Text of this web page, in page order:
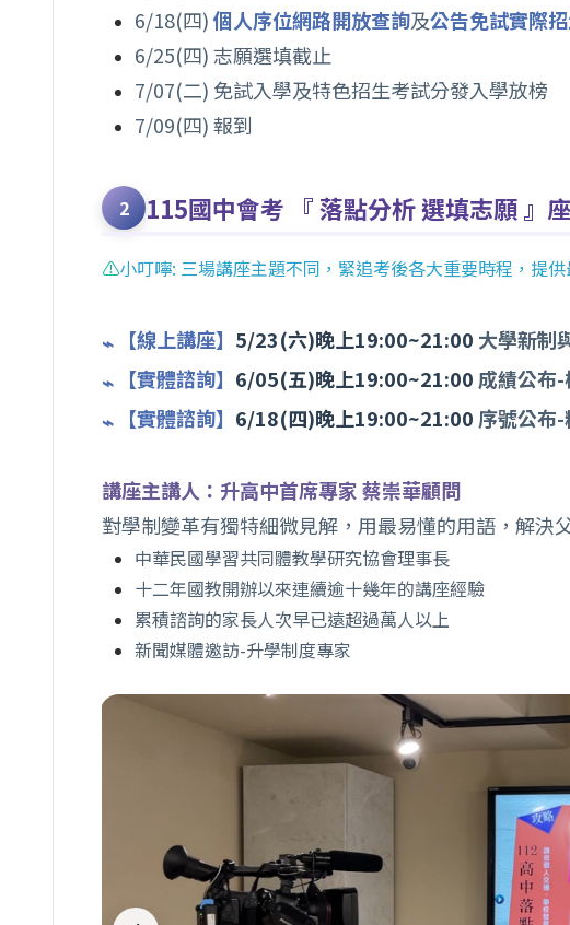
6/18(四)個人序位網路開放查詢及公告免試實際
6/25(四) 志願選填截止
7/07(二) 免試入學及特色招生考試分發入學放榜
7/09(四) 報到
115國中會考 『 落點分析 選填志願 』
⚠️小叮嚀: 三場講座主題不同，緊追考後各大重要時程，提
【線上講座】 5/23(六)晚上19:00~21:00 大學新制
【實體諮詢】 6/05(五)晚上19:00~21:00 成績公布
【實體諮詢】 6/18(四)晚上19:00~21:00 序號公布
講座主講人：升高中首席專家 蔡崇華顧問
對學制變革有獨特細微見解，用最易懂的用語，解決
中華民國學習共同體教學研究協會理事長
十二年國教開辦以來連續逾十幾年的講座經驗
累積諮詢的家長人次早已遠超過萬人以上
新聞媒體邀訪-升學制度專家